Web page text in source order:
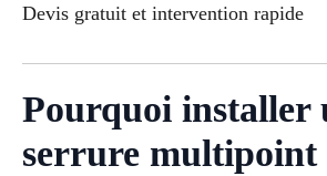
Devis gratuit et intervention rapide
Pourquoi installer
serrure multipoint